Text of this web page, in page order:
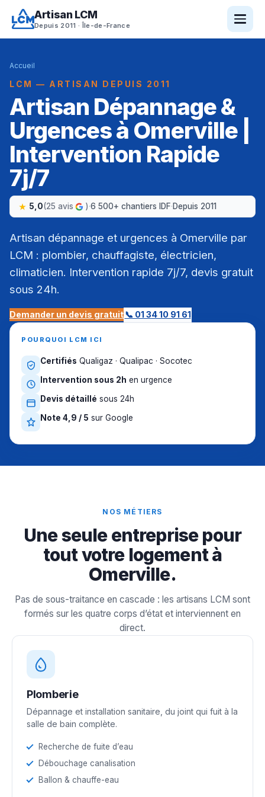
Artisan LCM
Depuis 2011 · Île-de-France
Accueil
LCM — ARTISAN DEPUIS 2011
Artisan Dépannage &
Urgences à Omerville |
Intervention Rapide
7j/7
5,0(25 avis )·6 500+ chantiers IDF·Depuis 2011
Artisan dépannage et urgences à Omerville par
LCM : plombier, chauffagiste, électricien,
climaticien. Intervention rapide 7j/7, devis gratuit
sous 24h.
Demander un devis gratuit📞 01 34 10 91 61
POURQUOI LCM ICI
Certifiés Qualigaz · Qualipac · Socotec
Intervention sous 2h en urgence
Devis détaillé sous 24h
Note 4,9 / 5 sur Google
NOS MÉTIERS
Une seule entreprise pour
tout votre logement à
Omerville.
Pas de sous-traitance en cascade : les artisans LCM sont
formés sur les quatre corps d’état et interviennent en
direct.
Plomberie
Dépannage et installation sanitaire, du joint qui fuit à la
salle de bain complète.
Recherche de fuite d’eau
Débouchage canalisation
Ballon & chauffe-eau